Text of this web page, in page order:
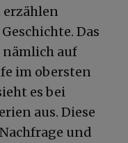
erzählen
Das
auf
im obersten
es bei
aus. Diese
und